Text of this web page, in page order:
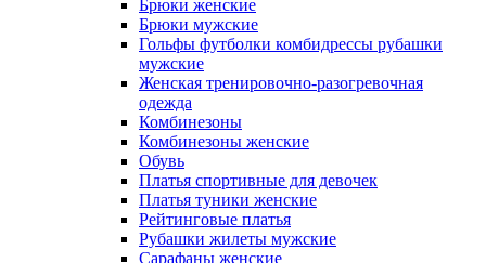
Брюки женские
Брюки мужские
Гольфы футболки комбидрессы рубашки
мужские
Женская тренировочно-разогревочная
одежда
Комбинезоны
Комбинезоны женские
Обувь
Платья спортивные для девочек
Платья туники женские
Рейтинговые платья
Рубашки жилеты мужские
Сарафаны женские